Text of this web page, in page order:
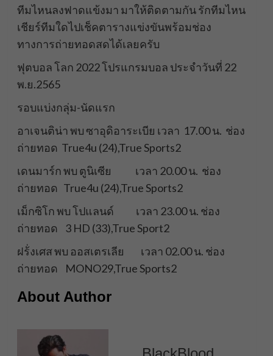
ทีมไหนลงฟาดแข้งมา มาให้ติดตามกัน รักทีมไหน
เชียร์ทีมใดไปเช็คตารางแข่งขันพร้อมช่อง
ทางการถ่ายทอดสดได้เลยครับ
ฟุตบอล โลก 2022 โปรแกรมบอล ประจำวันที่ 22
พ.ย.2565
รอบแบ่งกลุ่ม-นัดแรก
อาเจนติน่า พบ ซาอุดิอาระเบีย เวลา 17.00 น. ช่อง
ถ่ายทอด True4u (24),True Sports2
เดนมาร์ก พบ ตูนิเซีย เวลา 20.00 น. ช่อง
ถ่ายทอด True4u (24),True Sports2
เม็กซิโก พบ โปแลนด์ เวลา 23.00 น. ช่อง
ถ่ายทอด 3 HD (33),True Sport2
ฝร้่งเศส พบ ออสเตรเลีย เวลา 02.00 น. ช่อง
ถ่ายทอด MONO29,True Sports2
About Author